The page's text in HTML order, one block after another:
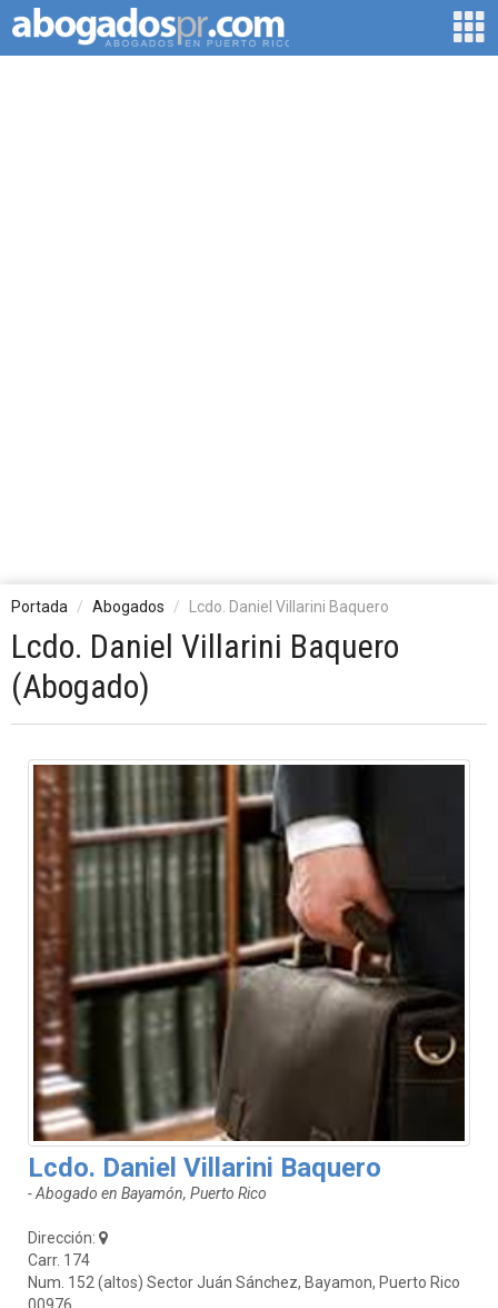
Portada Abogados Lcdo. Daniel Villarini Baquero
Lcdo. Daniel Villarini Baquero
(Abogado)
Lcdo. Daniel Villarini Baquero
- Abogado en Bayamón, Puerto Rico
Dirección:
Carr. 174
Num. 152 (altos) Sector Juán Sánchez, Bayamon, Puerto Rico